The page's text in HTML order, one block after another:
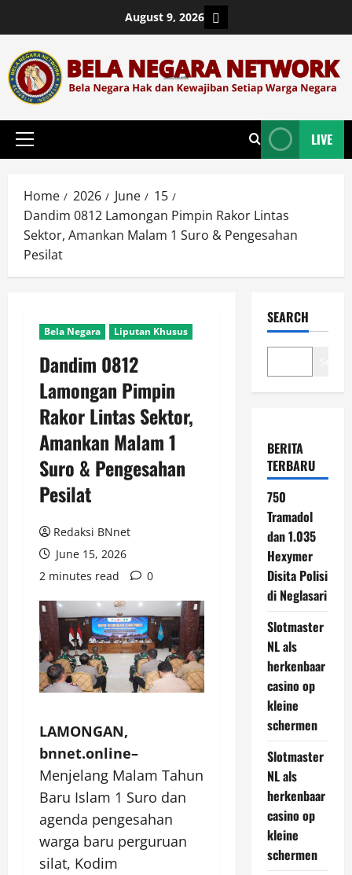
content
August 9, 2026 Login
Primary
LIVE
Home 2026 June
15
Dandim 0812 Lamongan Pimpin Rakor Lintas
Sektor, Amankan Malam 1 Suro & Pengesahan
Pesilat
Bela Negara Liputan Khusus
Dandim 0812
Lamongan Pimpin
Rakor Lintas Sektor,
Amankan Malam 1
Suro & Pengesahan
Pesilat
Redaksi BNnet
June 15, 2026
2 minutes read
0
LAMONGAN,
bnnet.online–
Menjelang Malam Tahun
Baru Islam 1 Suro dan
agenda pengesahan
warga baru perguruan
silat, Kodim
SEARCH
BERITA
TERBARU
750
Tramadol
dan 1.035
Hexymer
Disita Polisi
di Neglasari
Slotmaster
NL als
herkenbaar
casino op
kleine
schermen
Slotmaster
NL als
herkenbaar
casino op
kleine
schermen